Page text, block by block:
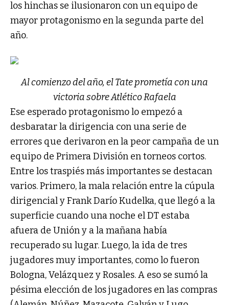
los hinchas se ilusionaron con un equipo de
mayor protagonismo en la segunda parte del
año.
Al comienzo del año, el Tate prometía con una
victoria sobre Atlético Rafaela
Ese esperado protagonismo lo empezó a
desbaratar la dirigencia con una serie de
errores que derivaron en la peor campaña de un
equipo de Primera División en torneos cortos.
Entre los traspiés más importantes se destacan
varios. Primero, la mala relación entre la cúpula
dirigencial y Frank Darío Kudelka, que llegó a la
superficie cuando una noche el DT estaba
afuera de Unión y a la mañana había
recuperado su lugar. Luego, la ida de tres
jugadores muy importantes, como lo fueron
Bologna, Velázquez y Rosales. A eso se sumó la
pésima elección de los jugadores en las compras